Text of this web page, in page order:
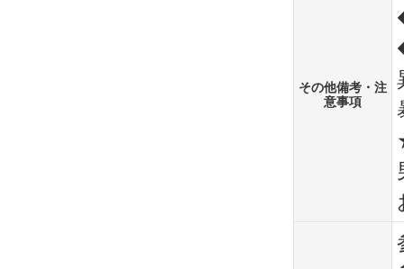
その他備考・注
意事項